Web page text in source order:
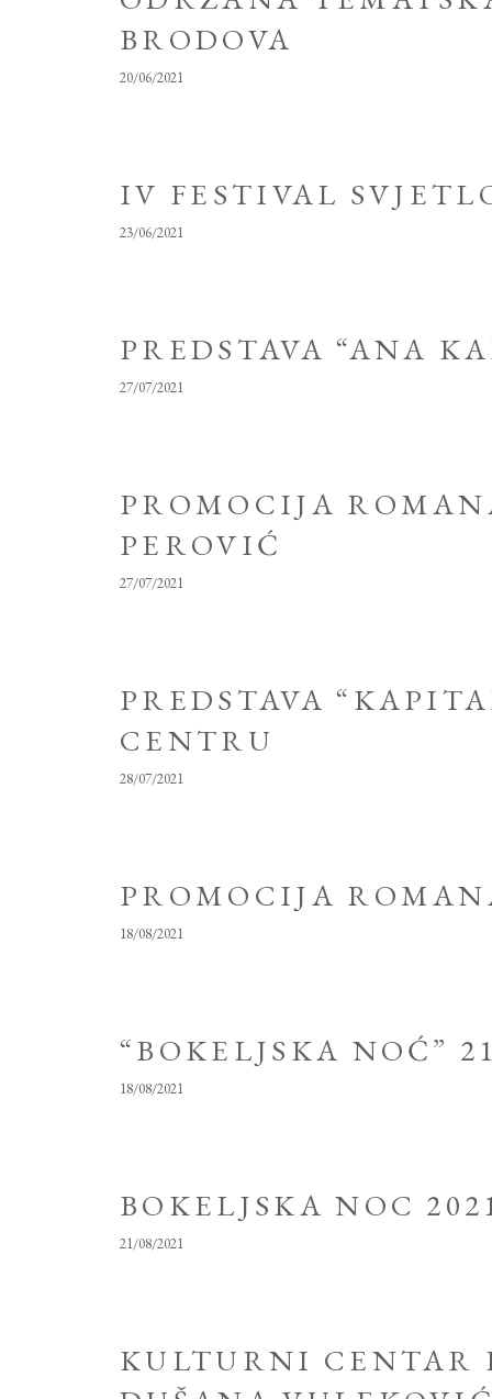
BRODOVA
20/06/2021
IV FESTIVAL
23/06/2021
PREDSTAVA “ANA
27/07/2021
PROMOCIJA
PEROVIĆ
27/07/2021
PREDSTAVA
CENTRU
28/07/2021
PROMOCIJA
18/08/2021
“BOKELJSKA NOĆ”
18/08/2021
BOKELJSKA NOC
21/08/2021
KULTURNI CENTAR